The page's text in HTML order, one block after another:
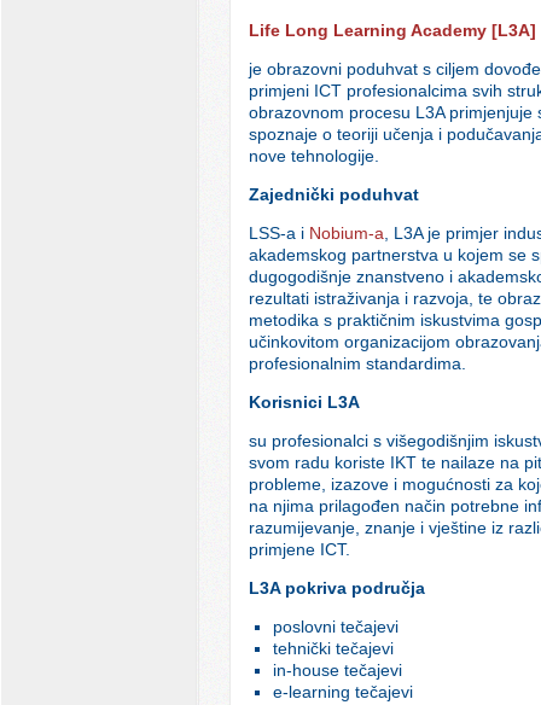
Life Long Learning Academy [L3A]
je obrazovni poduhvat s ciljem
primjeni ICT profesionalcima svih
obrazovnom procesu L3A primjenjuje
spoznaje o teoriji učenja i
nove tehnologije.
Zajednički poduhvat
LSS-a i Nobium-a, L3A je primjer
akademskog partnerstva u kojem se
dugogodišnje znanstveno i
rezultati istraživanja i razvoja, te
metodika s praktičnim iskustvima
učinkovitom organizacijom
profesionalnim standardima.
Korisnici L3A
su profesionalci s višegodišnjim
svom radu koriste IKT te nailaze na
probleme, izazove i mogućnosti za
na njima prilagođen način potrebne
razumijevanje, znanje i vještine iz
primjene ICT.
L3A pokriva područja
poslovni tečajevi
tehnički tečajevi
in-house tečajevi
e-learning tečajevi